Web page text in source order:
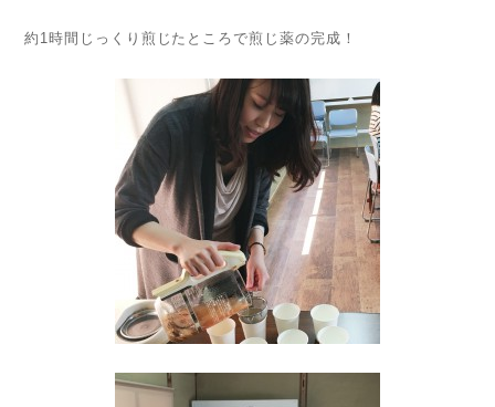
約1時間じっくり煎じたところで煎じ薬の完成！